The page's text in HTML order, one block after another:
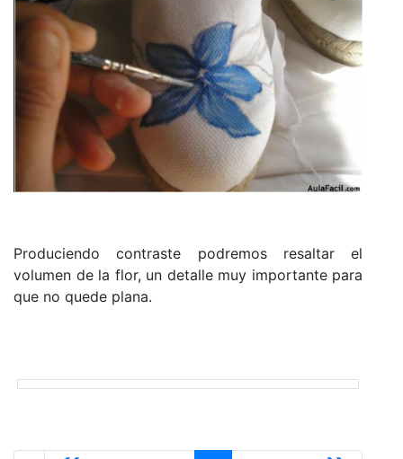
Produciendo contraste podremos resaltar el
volumen de la flor, un detalle muy importante para
que no quede plana.